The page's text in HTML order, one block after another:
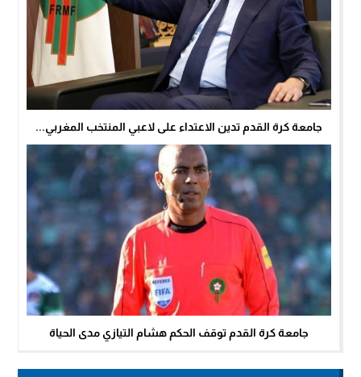
جامعة كرة القدم تدين الاعتداء على لاعبي المنتخب المغربي...
جامعة كرة القدم توقف الحكم هشام التيازي مدى الحياة